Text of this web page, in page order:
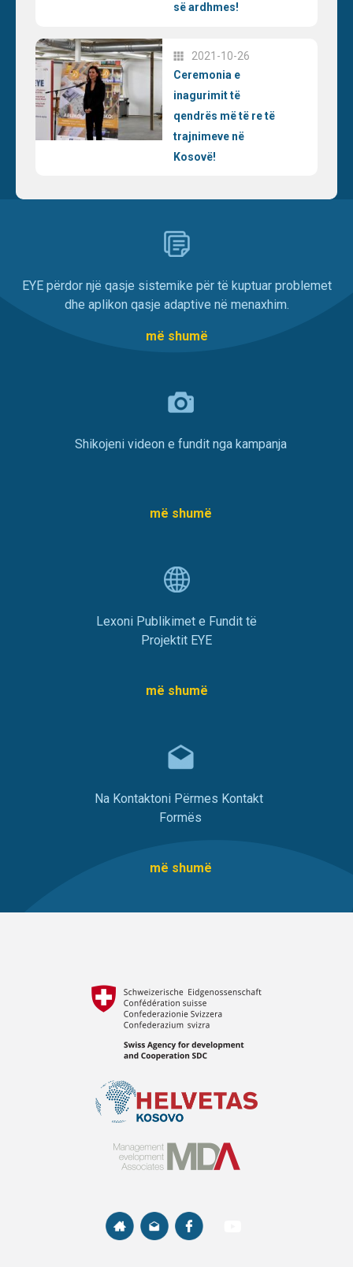
së ardhmes!
2021-10-26
Ceremonia e
inagurimit të
qendrës më të re të
trajnimeve në
Kosovë!
EYE përdor një qasje sistemike për të kuptuar problemet
dhe aplikon qasje adaptive në menaxhim.
më shumë
Shikojeni videon e fundit nga kampanja
më shumë
Lexoni Publikimet e Fundit të
Projektit EYE
më shumë
Na Kontaktoni Përmes Kontakt
Formës
më shumë